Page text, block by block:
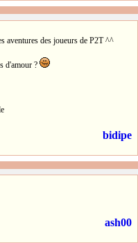
aventures des joueurs de P2T ^^
d'amour ?
bidipe
ash00